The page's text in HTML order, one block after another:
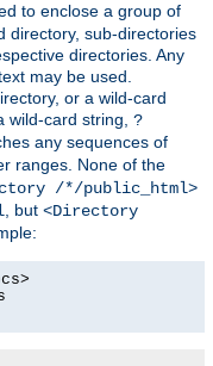
to enclose a group of
directory, sub-directories
directories. Any
may be used.
or a wild-card
wild-card string, ?
any sequences of
ranges. None of the
/*/public_html>
, but <Directory